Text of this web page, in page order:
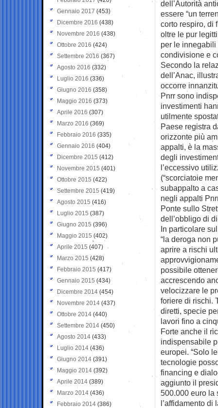
dell’Autorità
essere “un
corto respiro, di
oltre le pur
per le
condivisione e
Secondo la
dell’Anac,
occorre
Pnrr sono
investimenti
utilmente
Paese registra
orizzonte più
appalti, è la
degli
l’eccessivo
(“scorciatoie
subappalto a
negli appalti
Ponte sullo
dell’obbligo di
In particolare
“la deroga non
aprire a rischi
possibile
accrescendo
velocizzare le
foriere di rischi.
diretti, specie
lavori fino a
Forte anche il
indispensabile
europei. “Solo
tecnologie
financing e
aggiunto il
500.000 euro la
l’affidamento
Gennaio 2017 (453)
Dicembre 2016 (438)
Novembre 2016 (438)
Ottobre 2016 (424)
Settembre 2016 (367)
Agosto 2016 (332)
Luglio 2016 (336)
Giugno 2016 (358)
Maggio 2016 (373)
Aprile 2016 (307)
Marzo 2016 (369)
Febbraio 2016 (335)
Gennaio 2016 (404)
Dicembre 2015 (412)
Novembre 2015 (401)
Ottobre 2015 (422)
Settembre 2015 (419)
Agosto 2015 (416)
Luglio 2015 (387)
Giugno 2015 (396)
Maggio 2015 (402)
Aprile 2015 (407)
Marzo 2015 (428)
Febbraio 2015 (417)
Gennaio 2015 (434)
Dicembre 2014 (454)
Novembre 2014 (437)
Ottobre 2014 (440)
Settembre 2014 (450)
Agosto 2014 (433)
Luglio 2014 (436)
Giugno 2014 (391)
Maggio 2014 (392)
Aprile 2014 (389)
Marzo 2014 (436)
Febbraio 2014 (386)